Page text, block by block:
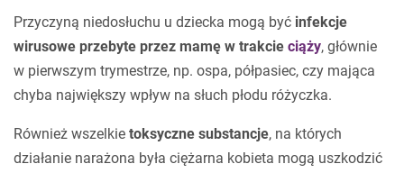
Przyczyną niedosłuchu u dziecka mogą być infekcje
wirusowe przebyte przez mamę w trakcie ciąży, głównie
w pierwszym trymestrze, np. ospa, półpasiec, czy mająca
chyba największy wpływ na słuch płodu różyczka.
Również wszelkie toksyczne substancje, na których
działanie narażona była ciężarna kobieta mogą uszkodzić